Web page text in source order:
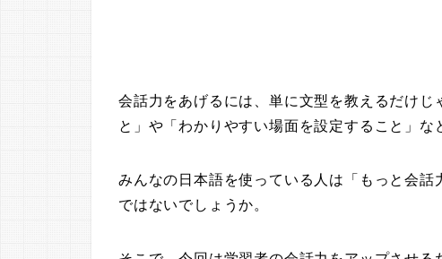
会話力をあげるには、単に文型を教えるだけじ
と」や「わかりやすい場面を設定すること」な
みんなの日本語を使っている人は「もっと会
ではないでしょうか。